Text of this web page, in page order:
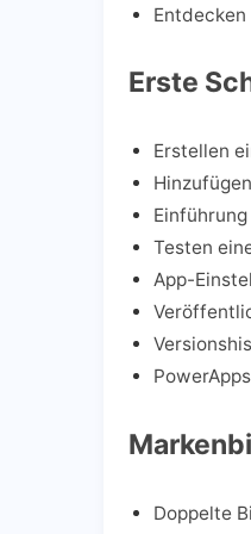
Entdecken
Erste
Erstellen
Testen
App-
Doppelte